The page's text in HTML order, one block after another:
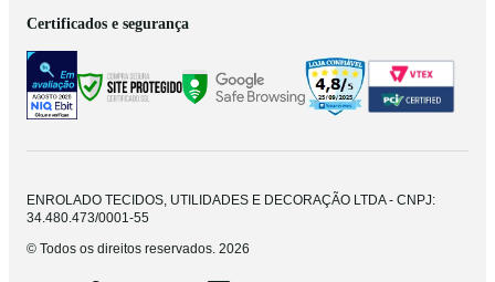
Certificados e segurança
ENROLADO TECIDOS, UTILIDADES E DECORAÇÃO LTDA - CNPJ:
34.480.473/0001-55
© Todos os direitos reservados. 2026